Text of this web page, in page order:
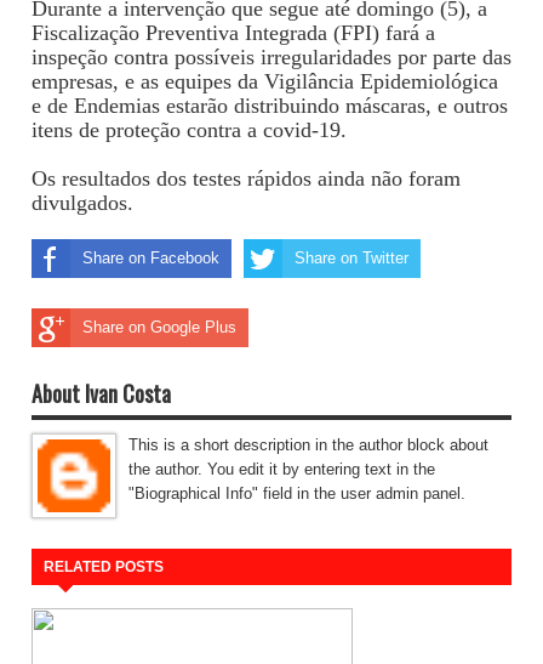
Durante a intervenção que segue até domingo (5), a
Fiscalização Preventiva Integrada (FPI) fará a
inspeção contra possíveis irregularidades por parte das
empresas, e as equipes da Vigilância Epidemiológica
e de Endemias estarão distribuindo máscaras, e outros
itens de proteção contra a covid-19.
Os resultados dos testes rápidos ainda não foram
divulgados.
Share on Facebook Share on Twitter
Share on Google Plus
About Ivan Costa
This is a short description in the author block about
the author. You edit it by entering text in the
"Biographical Info" field in the user admin panel.
RELATED POSTS